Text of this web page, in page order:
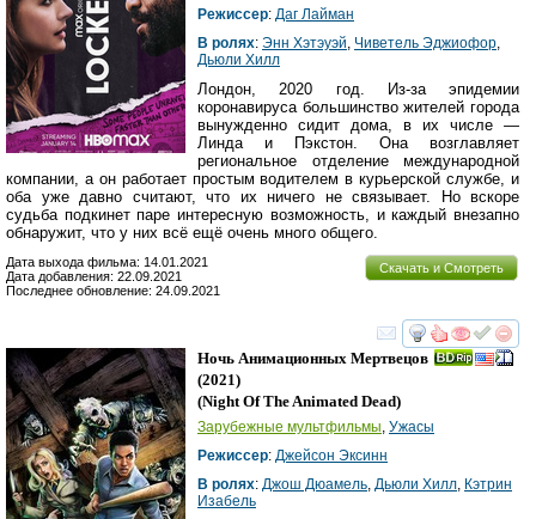
Режиссер: Даг Лайман
В ролях: Энн Хэтэуэй, Чиветель Эджиофор,
Дьюли Хилл
Лондон, 2020 год. Из-за эпидемии
коронавируса большинство жителей города
вынужденно сидит дома, в их числе —
Линда и Пэкстон. Она возглавляет
региональное отделение международной
компании, а он работает простым водителем в курьерской службе, и
оба уже давно считают, что их ничего не связывает. Но вскоре
судьба подкинет паре интересную возможность, и каждый внезапно
обнаружит, что у них всё ещё очень много общего.
Скачать и Смотреть
Дата выхода фильма: 14.01.2021
Дата добавления: 22.09.2021
Последнее обновление: 24.09.2021
смотреть
Ночь Анимационных Мертвецов
(2021)
(Night Of The Animated Dead)
Зарубежные мультфильмы Ужасы
Режиссер: Джейсон Эксинн
В ролях: Джош Дюамель Дьюли Хилл Кэтрин
Изабель